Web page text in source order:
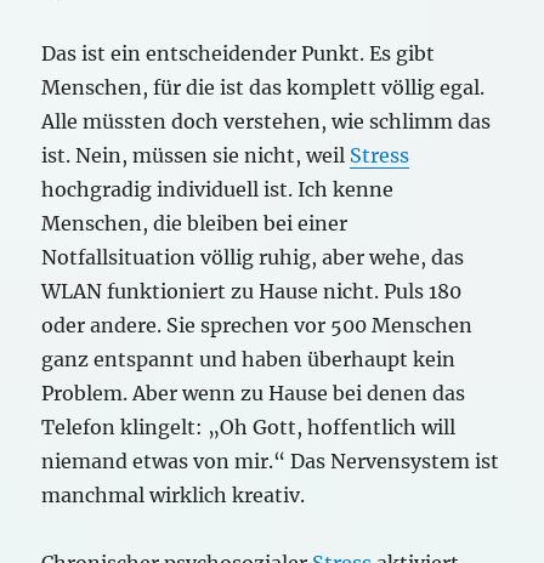
Das ist ein entscheidender Punkt. Es gibt
Menschen, für die ist das komplett völlig egal.
Alle müssten doch verstehen, wie schlimm das
ist. Nein, müssen sie nicht, weil Stress
hochgradig individuell ist. Ich kenne
Menschen, die bleiben bei einer
Notfallsituation völlig ruhig, aber wehe, das
WLAN funktioniert zu Hause nicht. Puls 180
oder andere. Sie sprechen vor 500 Menschen
ganz entspannt und haben überhaupt kein
Problem. Aber wenn zu Hause bei denen das
Telefon klingelt: „Oh Gott, hoffentlich will
niemand etwas von mir.“ Das Nervensystem ist
manchmal wirklich kreativ.